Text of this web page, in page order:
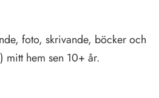
foto, skrivande, böcker och
mitt hem sen 10+ år.